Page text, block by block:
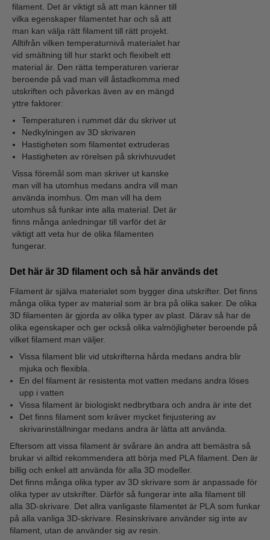
filament. Det är viktigt så att man känner till
vilka egenskaper filamentet har och så att
man kan välja rätt filament till rätt projekt.
Alltifrån vilken temperaturnivå materialet har
vid smältning till hur starkt och flexibelt ett
material är. Den rätta temperaturen varierar
beroende på vad man vill åstadkomma med
utskriften och påverkas även av en mängd
yttre faktorer:
Temperaturen i rummet där du skriver ut
Nedkylningen av 3D skrivaren
Hastigheten som filamentet extruderas
Hastigheten av rörelsen på skrivhuvudet
Vissa föremål som man skriver ut kanske
man vill ha utomhus medans andra vill man
använda inomhus. Om man vill ha dem
utomhus så funkar inte alla material. Det är
finns många anledningar till varför det är
viktigt att veta hur de olika filamenten
fungerar.
Det här är 3D filament och så här används det
Filament är själva materialet som bygger dina utskrifter. Det finns
många olika typer av material som är bra på olika saker. De olika
3D filamenten är gjorda av olika typer av plast. Därav så har de
olika egenskaper och ger också olika valmöjligheter beroende på
vilket filament man väljer.
Vissa filament blir vid utskrifterna hårda medans andra blir
mjuka och flexibla.
En del filament är resistenta mot vatten medans andra löses
upp i vatten
Vissa filament är biologiskt nedbrytbara och andra är inte det
Det finns filament som kräver mycket finjustering av
skrivarinställningar medans andra är lätta att använda.
Eftersom att vissa filament är svårare än andra att bemästra så
brukar vi alltid rekommendera att börja med PLA filament. Den är
billig och enkel att använda för alla 3D modeller.
Det finns många olika typer av 3D skrivare som är anpassade för
olika typer av utskrifter. Därför så fungerar inte alla filament till
alla 3D-skrivare. Det allra vanligaste filamentet är PLA som funkar
på alla vanliga 3D-skrivare. Resinskrivare använder sig inte av
filament, utan de använder sig av resin.